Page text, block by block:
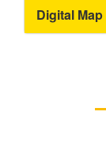
Digital Map